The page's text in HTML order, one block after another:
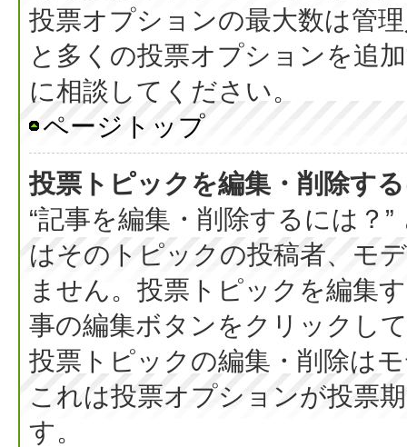
投票オプションの最大数は管
と多くの投票オプションを追
に相談してください。
ページトップ
投票トピックを編集・削除す
“記事を編集・削除するには？
はそのトピックの投稿者、モ
ません。投票トピックを編集
事の編集ボタンをクリックし
投票トピックの編集・削除は
これは投票オプションが投票
す。